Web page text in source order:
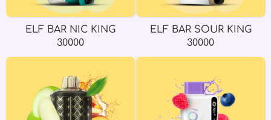
ELF BAR NIC KING
30000
ELF BAR SOUR KING
30000